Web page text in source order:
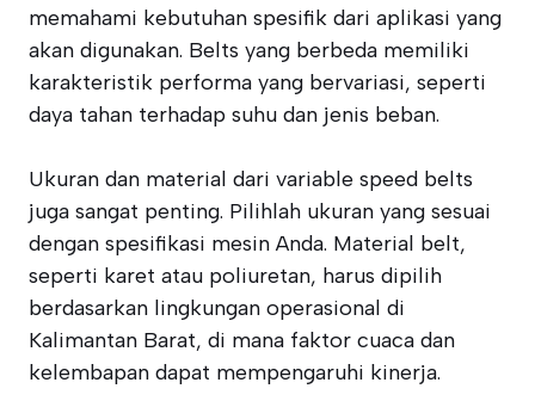
memahami kebutuhan spesifik dari aplikasi yang
akan digunakan. Belts yang berbeda memiliki
karakteristik performa yang bervariasi, seperti
daya tahan terhadap suhu dan jenis beban.
Ukuran dan material dari variable speed belts
juga sangat penting. Pilihlah ukuran yang sesuai
dengan spesifikasi mesin Anda. Material belt,
seperti karet atau poliuretan, harus dipilih
berdasarkan lingkungan operasional di
Kalimantan Barat, di mana faktor cuaca dan
kelembapan dapat mempengaruhi kinerja.